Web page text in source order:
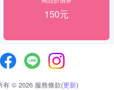
150元
有 © 2026 服務條款(更新)